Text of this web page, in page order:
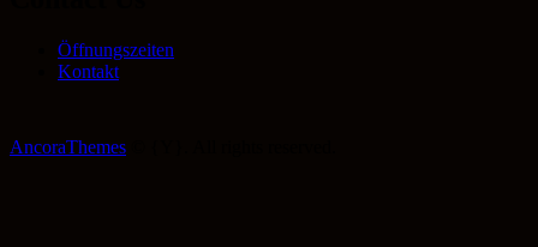
Öffnungszeiten
Kontakt
AncoraThemes